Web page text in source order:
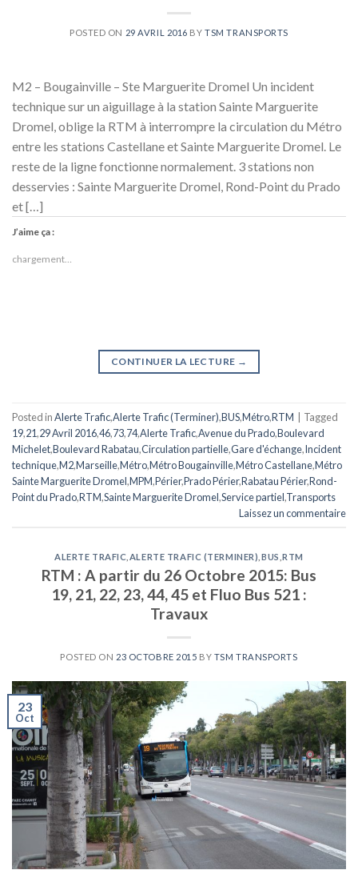
POSTED ON 29 AVRIL 2016 BYTSM TRANSPORTS
M2 – Bougainville – Ste Marguerite Dromel Un incident
technique sur un aiguillage à la station Sainte Marguerite
Dromel, oblige la RTM à interrompre la circulation du Métro
entre les stations Castellane et Sainte Marguerite Dromel. Le
reste de la ligne fonctionne normalement. 3 stations non
desservies : Sainte Marguerite Dromel, Rond-Point du Prado
et […]
J’aime ça :
chargement…
CONTINUER LA LECTURE →
Posted inAlerte Trafic,Alerte Trafic (Terminer),BUS,Métro,RTM
Tagged
19,21,29 Avril 2016,46,73,74,Alerte Trafic,Avenue du Prado,Boulevard
Michelet,Boulevard Rabatau,Circulation partielle,Gare d'échange,Incident
technique,M2,Marseille,Métro,Métro Bougainville,Métro Castellane,Métro
Sainte Marguerite Dromel,MPM,Périer,Prado Périer,Rabatau Périer,Rond-
Point du Prado,RTM,Sainte Marguerite Dromel,Service partiel,Transports
Laissez un commentaire
ALERTE TRAFIC ALERTE TRAFIC (TERMINER) BUS ,RTM
RTM : A partir du 26 Octobre 2015: Bus
19, 21, 22, 23, 44, 45 et Fluo Bus 521 :
Travaux
POSTED ON 23 OCTOBRE 2015 BY TSM TRANSPORTS
23
Oct